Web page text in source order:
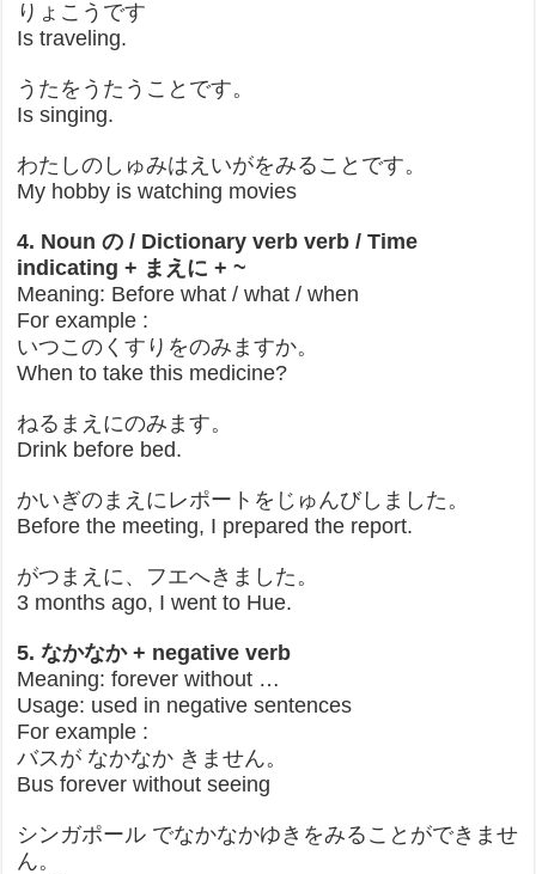
りょこうです
Is traveling.
うたをうたうことです。
Is singing.
わたしのしゅみはえいがをみることです。
My hobby is watching movies
4. Noun の / Dictionary verb verb / Time
indicating + まえに + ~
Meaning: Before what / what / when
For example :
いつこのくすりをのみますか。
When to take this medicine?
ねるまえにのみます。
Drink before bed.
かいぎのまえにレポートをじゅんびしました。
Before the meeting, I prepared the report.
がつまえに、フエへきました。
3 months ago, I went to Hue.
5. なかなか + negative verb
Meaning: forever without …
Usage: used in negative sentences
For example :
バスが なかなか きません。
Bus forever without seeing
シンガポール でなかなかゆきをみることができませ
ん。